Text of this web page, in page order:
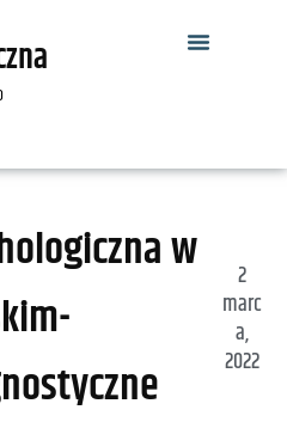
w
2
marc
a,
2022